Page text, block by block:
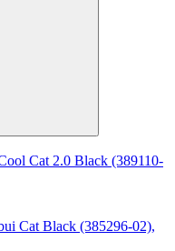
Cat 2.0 Black (389110-